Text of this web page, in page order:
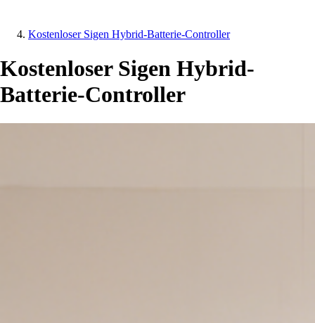
Kostenloser Sigen Hybrid-Batterie-Controller
Kostenloser Sigen Hybrid-
Batterie-Controller